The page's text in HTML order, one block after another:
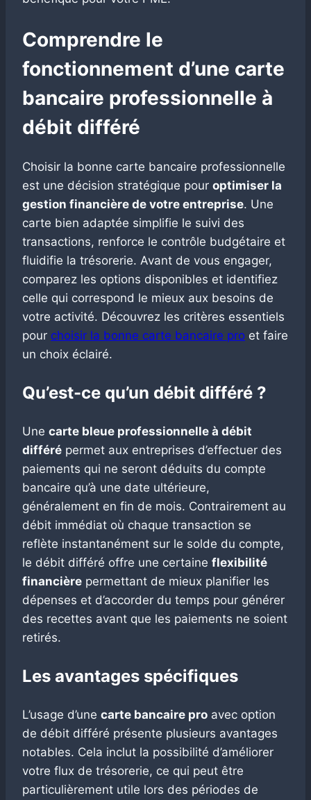
Comprendre le
fonctionnement d’une carte
bancaire professionnelle à
débit différé
Choisir la bonne carte bancaire professionnelle
est une décision stratégique pour optimiser la
gestion financière de votre entreprise. Une
carte bien adaptée simplifie le suivi des
transactions, renforce le contrôle budgétaire et
fluidifie la trésorerie. Avant de vous engager,
comparez les options disponibles et identifiez
celle qui correspond le mieux aux besoins de
votre activité. Découvrez les critères essentiels
pour choisir la bonne carte bancaire pro et faire
un choix éclairé.
Qu’est-ce qu’un débit différé ?
Une carte bleue professionnelle à débit
différé permet aux entreprises d’effectuer des
paiements qui ne seront déduits du compte
bancaire qu’à une date ultérieure,
généralement en fin de mois. Contrairement au
débit immédiat où chaque transaction se
reflète instantanément sur le solde du compte,
le débit différé offre une certaine flexibilité
financière permettant de mieux planifier les
dépenses et d’accorder du temps pour générer
des recettes avant que les paiements ne soient
retirés.
Les avantages spécifiques
L’usage d’une carte bancaire pro avec option
de débit différé présente plusieurs avantages
notables. Cela inclut la possibilité d’améliorer
votre flux de trésorerie, ce qui peut être
particulièrement utile lors des périodes de